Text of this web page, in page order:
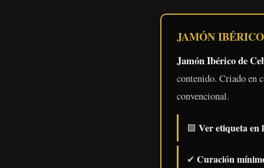
JAMÓN
Jamón Ibérico de
contenido. Criado en
convencional.
🟩 Ver etiqueta en
✔ Curación